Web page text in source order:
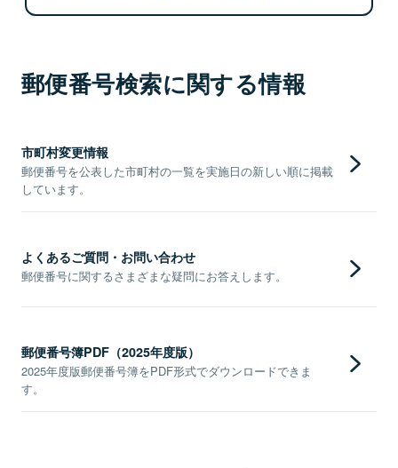
郵便番号検索に関する情報
市町村変更情報
郵便番号を公表した市町村の一覧を実施日の新しい順に掲載
しています。
よくあるご質問・お問い合わせ
郵便番号に関するさまざまな疑問にお答えします。
郵便番号簿PDF（2025年度版）
2025年度版郵便番号簿をPDF形式でダウンロードできま
す。